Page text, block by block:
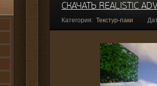
СКАЧАТЬ REALISTIC
Категория: Текстур-паки